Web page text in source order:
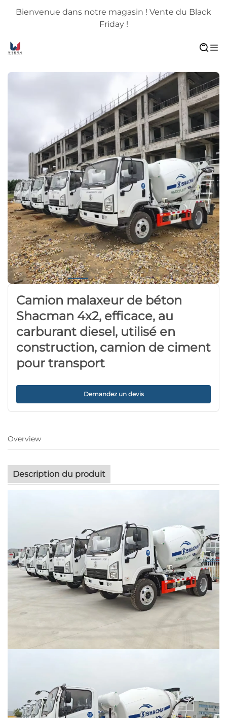
Bienvenue dans notre magasin ! Vente du
Friday !
Camion malaxeur de béton
Shacman 4x2, efficace, au
carburant diesel, utilisé en
construction, camion de ciment
pour transport
Demandez un devis
Overview
Description du produit